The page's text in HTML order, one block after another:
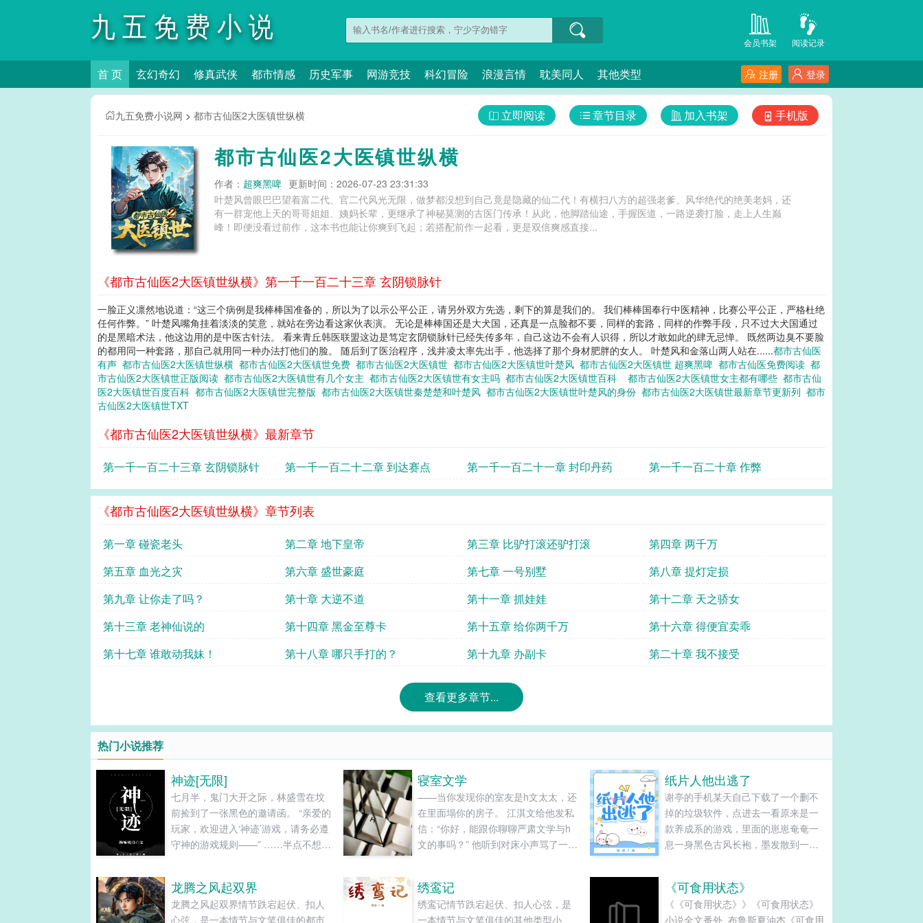
九五免费小说
网
阅读记录
会员书架
首 页 玄幻奇幻 修真武侠 都市情感 历史军事 网游竞技 科幻冒险 浪漫言情 耽美同人 其他类型 登录
注册
九五免费小说网 > 都市古仙医2大医镇世纵横 手机版
加入书架
章节目录
立即阅读
都市古仙医2大医镇世纵横
作者： 超爽黑啤 更新时间：2026-07-23 23:31:33
叶楚风曾眼巴巴望着富二代、官二代风光无限，做梦都没想到自己竟是隐藏的仙二代！有横扫八方的超强老爹、风华绝代的绝美老妈，还
有一群宠他上天的哥哥姐姐、姨妈长辈，更继承了神秘莫测的古医门传承！从此，他脚踏仙途，手握医道，一路逆袭打脸，走上人生巅
峰！即便没看过前作，这本书也能让你爽到飞起；若搭配前作一起看，更是双倍爽感直接...
《都市古仙医2大医镇世纵横》第一千一百二十三章 玄阴锁脉针
一脸正义凛然地说道：“这三个病例是我棒棒国准备的，所以为了以示公平公正，请另外双方先选，剩下的算是我们的。 我们棒棒国奉行中医精神，比赛公平公正，严格杜绝
任何作弊。” 叶楚风嘴角挂着淡淡的笑意，就站在旁边看这家伙表演。 无论是棒棒国还是大犬国，还真是一点脸都不要，同样的套路，同样的作弊手段，只不过大犬国通过
的是黑暗术法，他这边用的是中医古针法。 看来青丘韩医联盟这边是笃定玄阴锁脉针已经失传多年，自己这边不会有人识得，所以才敢如此的肆无忌惮。 既然两边臭不要脸
的都用同一种套路，那自己就用同一种办法打他们的脸。 随后到了医治程序，浅井凌太率先出手，他选择了那个身材肥胖的女人。 叶楚风和金落山两人站在......都市古仙医
有声 都市古仙医2大医镇世纵横 都市古仙医2大医镇世免费 都市古仙医2大医镇世 都市古仙医2大医镇世叶楚风 都市古仙医2大医镇世 超爽黑啤 都市古仙医免费阅读 都
市古仙医2大医镇世正版阅读 都市古仙医2大医镇世有几个女主 都市古仙医2大医镇世有女主吗 都市古仙医2大医镇世百科 都市古仙医2大医镇世女主都有哪些 都市古仙
医2大医镇世百度百科 都市古仙医2大医镇世完整版 都市古仙医2大医镇世秦楚楚和叶楚风 都市古仙医2大医镇世叶楚风的身份 都市古仙医2大医镇世最新章节更新列 都市
古仙医2大医镇世TXT
《都市古仙医2大医镇世纵横》最新章节
第一千一百二十三章 玄阴锁脉针 第一千一百二十二章 到达赛点 第一千一百二十一章 封印丹药 第一千一百二十章 作弊
《都市古仙医2大医镇世纵横》章节列表
第一章 碰瓷老头 第二章 地下皇帝 第三章 比驴打滚还驴打滚
第四章 两千万
第五章 血光之灾
第六章 盛世豪庭 第七章 一号别墅
第八章 提灯定损
第九章 让你走了吗？
第十章 大逆不道 第十一章 抓娃娃
第十二章 天之骄女
第十三章 老神仙说的
第十四章 黑金至尊卡 第十五章 给你两千万
第十六章 得便宜卖乖
第十七章 谁敢动我妹！
第十八章 哪只手打的？ 第十九章 办副卡 第二十章 我不接受
查看更多章节...
热门小说推荐
神迹[无限]
七月半，鬼门大开之际，林盛雪在坟
前捡到了一张黑色的邀请函。 “亲爱的
玩家，欢迎进入‘神迹’游戏，请务必遵
守神的游戏规则——” ……半点不想遵
人恐怖游戏中。 …… 传闻中，通关最
终场游戏的人会被“神”接引到能够满足
寝室文学
——当你发现你的室友是h文太太，还
在里面塌你的房子。 江淇文给他发私
信：“你好，能跟你聊聊严肃文学与h
文的事吗？” 他听到对床小声骂了一
恭听。」 江淇文：…… 他咬牙切齿地
打字：“你不觉得严肃文学应该是纯洁
纸片人他出逃了
谢亭的手机某天自己下载了一个删不
掉的垃圾软件，点进去一看原来是一
款养成系的游戏，里面的崽崽奄奄一
息一身黑色古风长袍，墨发散到一
软件成为了常用软件，搬砖也要给崽
崽买漂亮衣服。某天他家的崽崽从软
龙腾之风起双界
龙腾之风起双界情节跌宕起伏、扣人
心弦，是一本情节与文笔俱佳的都市
绣鸾记
绣鸾记情节跌宕起伏、扣人心弦，是
一本情节与文笔俱佳的其他类型小
《可食用状态》
《《可食用状态》》《可食用状态》
小说全文番外_布鲁斯夏油杰《可食用